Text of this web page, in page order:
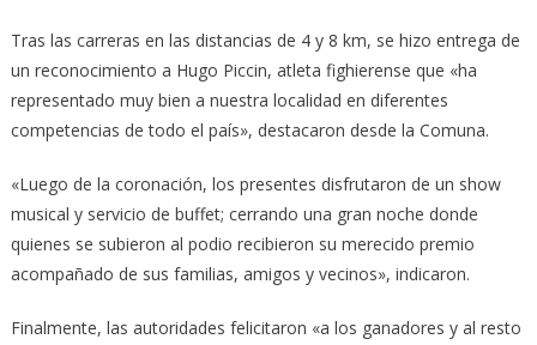
Tras las carreras en las distancias de 4 y 8 km, se hizo entrega de
un reconocimiento a Hugo Piccin, atleta fighierense que «ha
representado muy bien a nuestra localidad en diferentes
competencias de todo el país», destacaron desde la Comuna.
«Luego de la coronación, los presentes disfrutaron de un show
musical y servicio de buffet; cerrando una gran noche donde
quienes se subieron al podio recibieron su merecido premio
acompañado de sus familias, amigos y vecinos», indicaron.
Finalmente, las autoridades felicitaron «a los ganadores y al resto